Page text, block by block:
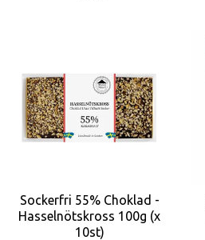
Sockerfri 55% Choklad -
Hasselnötskross 100g (x
10st)